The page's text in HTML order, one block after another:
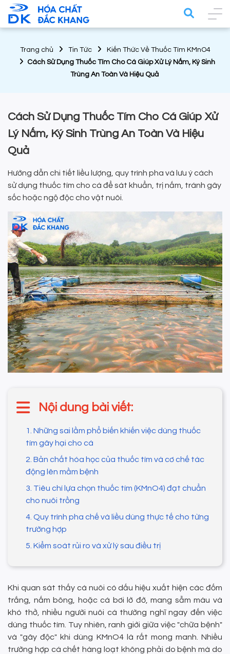
Trang chủ Tin Tức
Kiến Thức Về Thuốc Tím KMnO4
Cách Sử Dụng Thuốc Tím Cho Cá Giúp Xử Lý Nấm, Ký Sinh
Trùng An Toàn Và Hiệu Quả
Cách Sử Dụng Thuốc Tím Cho Cá Giúp Xử
Lý Nấm, Ký Sinh Trùng An Toàn Và Hiệu
Quả
Hướng dẫn chi tiết liều lượng, quy trình pha và lưu ý cách
sử dụng thuốc tím cho cá để sát khuẩn, trị nấm, tránh gây
sốc hoặc ngộ độc cho vật nuôi.
Nội dung bài viết:
1. Những sai lầm phổ biến khiến việc dùng thuốc
tím gây hại cho cá
2. Bản chất hóa học của thuốc tím và cơ chế tác
động lên mầm bệnh
3. Tiêu chí lựa chọn thuốc tím (KMnO4) đạt chuẩn
cho nuôi trồng
4. Quy trình pha chế và liều dùng thực tế cho từng
trường hợp
5. Kiểm soát rủi ro và xử lý sau điều trị
Khi quan sát thấy cá nuôi có dấu hiệu xuất hiện các đốm
trắng, nấm bông, hoặc cá bơi lờ đờ, mang sẫm màu và
khó thở, nhiều người nuôi cá thường nghĩ ngay đến việc
dùng thuốc tím. Tuy nhiên, ranh giới giữa việc "chữa bệnh"
và "gây độc" khi dùng KMnO4 là rất mong manh. Nhiều
trường hợp cá chết hàng loạt không phải do bệnh mà do